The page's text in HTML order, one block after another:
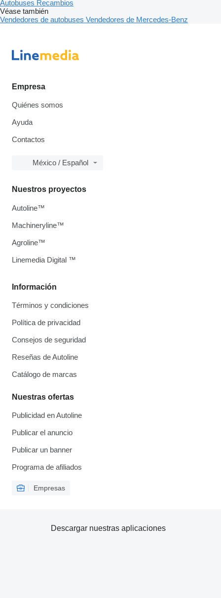
Autobuses Recambios
Véase también
Vendedores de autobuses Vendedores de Mercedes-Benz
Empresa
Quiénes somos
Ayuda
Contactos
México / Español
Información
Términos y condiciones
Política de privacidad
Consejos de seguridad
Reseñas de Autoline
Catálogo de marcas
Nuestras ofertas
Publicidad en Autoline
Publicar el anuncio
Publicar un banner
Programa de afiliados
Empresas
Nuestros proyectos
Autoline™
Machineryline™
Agroline™
Linemedia Digital ™
Descargar nuestras aplicaciones